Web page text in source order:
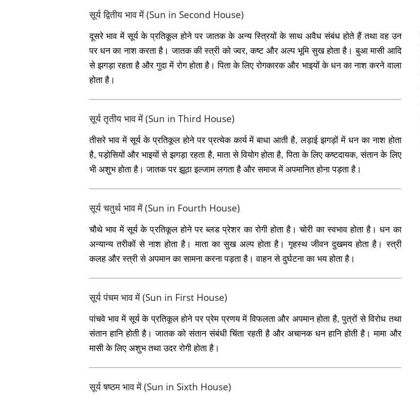
सूर्य द्वितीय भाव में (Sun in Second House)
दूसरे भाव में सूर्य के प्रतिकूल होने पर जातक के अन्‍य स्त्रियों के साथ अवैध संबंध होते हैं तथा वह उन
पर धन का नाश करता है। जातक की स्‍त्री को ज्‍वर, कष्‍ट और अल्‍प भूमि सुख होता है। बुआ मासी आदि
से झगड़ा रहता है और गुदा में रोग होता है। पिता के लिए रोगकारक और भाइयों के धन का नाश करने वाला
होता है।
सूर्य तृतीय भाव में (Sun in Third House)
तीसरे भाव में सूर्य के प्रतिकूल होने पर प्रत्‍येक कार्य में बाधा आती है, लड़ाई झगड़ों में धन का नाश होता
है, पड़ोसियों और भाइयों से झगड़ा रहता है, माता से वियोग होता है, पिता के लिए कष्‍टदायक, संतान के लिए
भी अशुभ होता है। जातक पर झूठा इल्‍जाम लगता है और समाज में अपमानित होना पड़ता है।
सूर्य चतुर्थ भाव में (Sun in Fourth House)
चौथे भाव में सूर्य के प्रतिकूल होने पर ब्‍लड प्रेशर का रोगी होता है। चोरी का स्‍वभाव होता है। धन का
अन्‍यान्‍य तरीकों से नाश होता है। माता का सुख अल्‍प होता है। गृहस्‍थ जीवन दुखमय होता है। स्‍त्री
कलह और स्‍त्री से अपमान का सामना करना पड़ता है। वाहन से दुर्घटना का भय होता है।
सूर्य पंचम भाव में (Sun in First House)
पांचवे भाव में सूर्य के प्रतिकूल होने पर प्रेम प्रणय में विफलता और अपमान होता है, पुत्रों से विरोध तथा
संतान हानि होती है। जातक को संतान संबंधी चिंता रहती है और अचानक धन हानि होती है। मामा और
मासी के लिए अशुभ तथा उदर रोगी होता है।
सूर्य षष्ठम भाव में (Sun in Sixth House)